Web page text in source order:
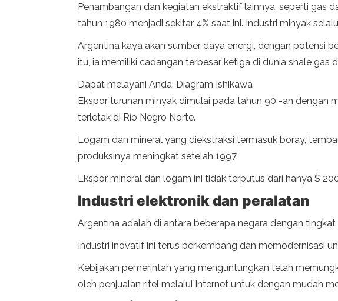
Penambangan dan kegiatan ekstraktif lainnya, seperti gas
tahun 1980 menjadi sekitar 4% saat ini. Industri minyak
Argentina kaya akan sumber daya energi, dengan potensi
itu, ia memiliki cadangan terbesar ketiga di dunia shale gas
Dapat melayani Anda: Diagram Ishikawa
Ekspor turunan minyak dimulai pada tahun 90 -an dengan
terletak di Río Negro Norte.
Logam dan mineral yang diekstraksi termasuk boray,
produksinya meningkat setelah 1997.
Ekspor mineral dan logam ini tidak terputus dari hanya $
Industri elektronik dan peralatan
Argentina adalah di antara beberapa negara dengan
Industri inovatif ini terus berkembang dan memodernisasi
Kebijakan pemerintah yang menguntungkan telah
oleh penjualan ritel melalui Internet untuk dengan mudah